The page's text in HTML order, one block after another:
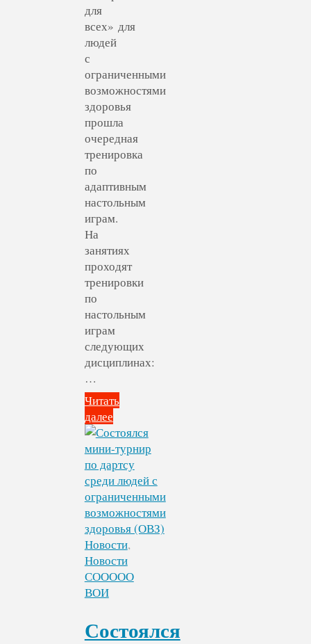
для
всех» для
людей
с
ограниченными
возможностями
здоровья
прошла
очередная
тренировка
по
адаптивным
настольным
играм.
На
занятиях
проходят
тренировки
по
настольным
играм
следующих
дисциплинах:
…
Читать
далее
"В
спортивном
клубе
«Спорт
для
всех»
прошла
очередная
тренировка
по
адаптивным
играм"
Новости,
Новости
СООООО
ВОИ
Состоялся